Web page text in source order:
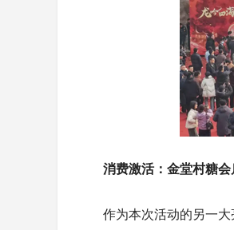
消费激活：金堂村糖
作为本次活动的另一